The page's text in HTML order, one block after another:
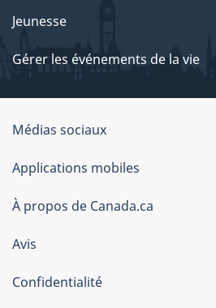
Jeunesse
Gérer les événements de la vie
Organisation
du
gouvernement
du
Canada
Médias sociaux
Applications mobiles
À propos de Canada.ca
Avis
Confidentialité